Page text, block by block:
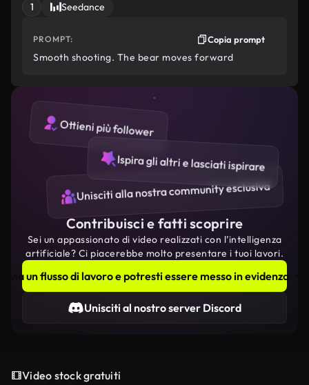
1 Seedance
PROMPT: Copia prompt
Smooth shooting. The bear moves forward
Ottieni più follower
Ispira gli altri e lasciati ispirare
Unisciti alla nostra community esclusiva
Contribuisci e fatti scoprire
Sei un appassionato di video realizzati con l’intelligenza
artificiale? Ci piacerebbe molto presentare i tuoi lavori.
Invia un flusso di lavoro e potresti essere messo in evidenza
Unisciti al nostro server Discord
Video stock gratuiti